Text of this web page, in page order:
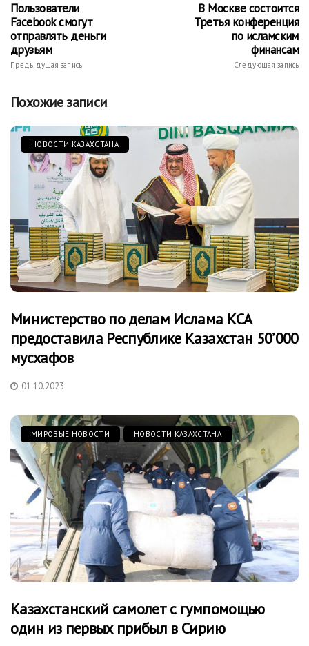
Пользователи
Facebook смогут
отправлять деньги
друзьям
Предыдущая запись
В Москве состоится
Третья конференция
по исламским
финансам
Следующая запись
Похожие записи
НОВОСТИ КАЗАХСТАНА
Министерство по делам Ислама КСА
предоставила Республике Казахстан 50’000
мусхафов
01.10.2023
МИРОВЫЕ НОВОСТИ НОВОСТИ КАЗАХСТАНА
Казахстанский самолет с гумпомощью
один из первых прибыл в Сирию